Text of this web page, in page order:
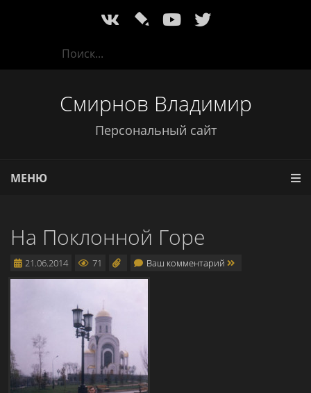
l
Смирнов Владимир
Персональный сайт
МЕНЮ
На Поклонной Горе
21.06.2014 71 Ваш комментарий